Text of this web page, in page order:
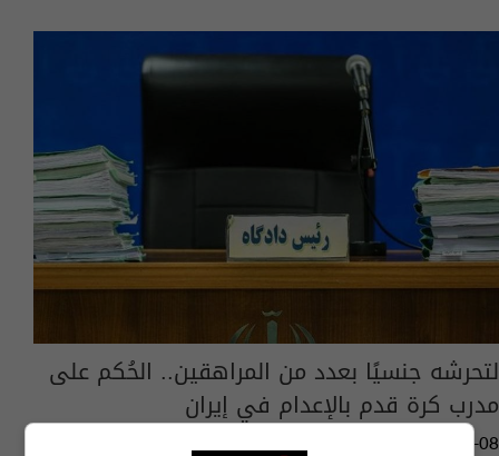
لتحرشه جنسيًا بعدد من المراهقين.. الحُكم على
مدرب كرة قدم بالإعدام في إيران
02:51 | 2024-01-08